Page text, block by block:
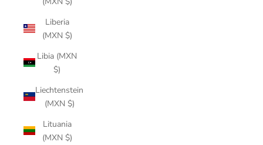
Liberia
(MXN $)
Libia (MXN
$)
Liechtenstein
(MXN $)
Lituania
(MXN $)